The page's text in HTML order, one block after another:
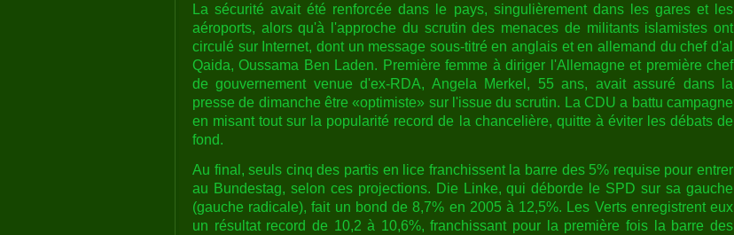
La sécurité avait été renforcée dans le pays, singulièrement dans les gares et les
aéroports, alors qu'à l'approche du scrutin des menaces de militants islamistes ont
circulé sur Internet, dont un message sous-titré en anglais et en allemand du chef d'al
Qaida, Oussama Ben Laden. Première femme à diriger l'Allemagne et première chef
de gouvernement venue d'ex-RDA, Angela Merkel, 55 ans, avait assuré dans la
presse de dimanche être «optimiste» sur l'issue du scrutin. La CDU a battu campagne
en misant tout sur la popularité record de la chancelière, quitte à éviter les débats de
fond.
Au final, seuls cinq des partis en lice franchissent la barre des 5% requise pour entrer
au Bundestag, selon ces projections. Die Linke, qui déborde le SPD sur sa gauche
(gauche radicale), fait un bond de 8,7% en 2005 à 12,5%. Les Verts enregistrent eux
un résultat record de 10,2 à 10,6%, franchissant pour la première fois la barre des